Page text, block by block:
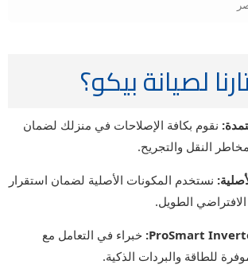
لصيانة بيكو؟
نقوم بكافة الإصلاحات في منزلك لضمان
النقل والتجريح.
نستخدم المكونات الأصلية لضمان استقرار
الطويل.
خبراء في التعامل مع
للطاقة والبردات الذكية.